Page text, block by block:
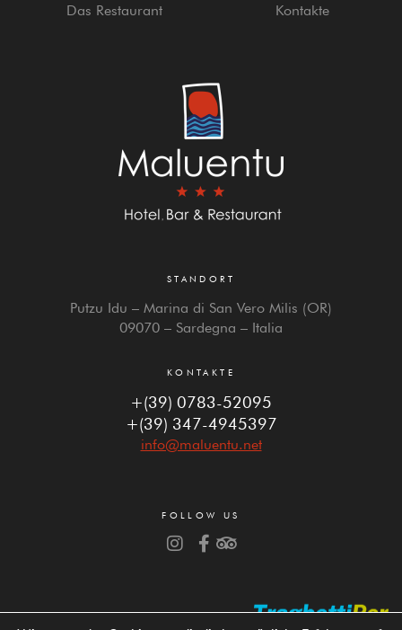
Das Restaurant
Kontakte
STANDORT
Putzu Idu – Marina di San Vero Milis (OR)
09070 – Sardegna – Italia
KONTAKTE
+(39) 0783-52095
+(39) 347-4945397
info@maluentu.net
FOLLOW US